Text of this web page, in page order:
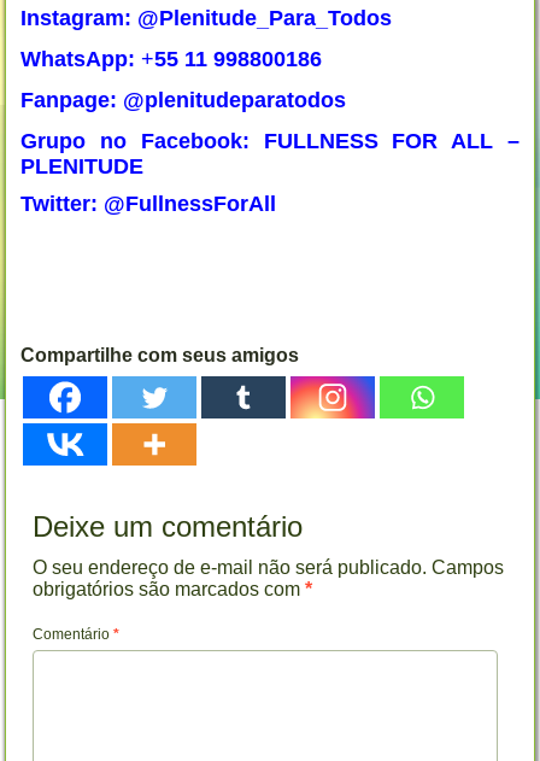
Instagram: @Plenitude_Para_Todos
WhatsApp: +55 11 998800186
Fanpage: @plenitudeparatodos
Grupo no Facebook: FULLNESS FOR ALL –
PLENITUDE
Twitter: @FullnessForAll
Compartilhe com seus amigos
Deixe um comentário
O seu endereço de e-mail não será publicado. Campos
obrigatórios são marcados com*
Comentário*